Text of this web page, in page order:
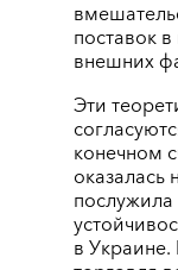
поставок
внешних
Эти
конечном
оказалась
в